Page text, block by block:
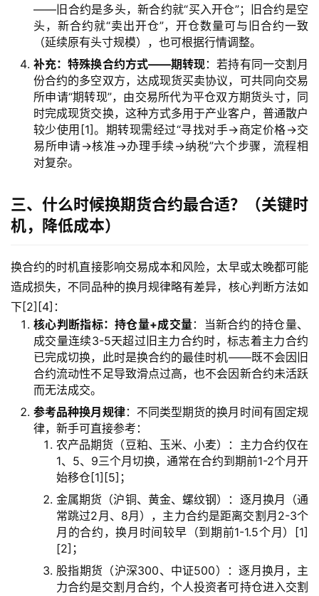
——旧合约是多头，新合约就“买入开仓”；旧合约是空
头，新合约就“卖出开仓”，开仓数量可与旧合约一致
（延续原有头寸规模），也可根据行情调整。
补充：特殊换合约方式——期转现：若持有同一交割月
份合约的多空双方，达成现货买卖协议，可共同向交易
所申请“期转现”，由交易所代为平仓双方期货头寸，同
时完成现货交换，这种方式多用于产业客户，普通散户
较少使用[1]。期转现需经过“寻找对手→商定价格→交
易所申请→核准→办理手续→纳税”六个步骤，流程相
对复杂。
三、什么时候换期货合约最合适？（关键时
机，降低成本）
换合约的时机直接影响交易成本和风险，太早或太晚都可能
造成损失，不同品种的换月规律略有差异，核心判断方法如
下[2][4]：
核心判断指标：持仓量+成交量：当新合约的持仓量、
成交量连续3-5天超过旧主力合约时，标志着主力合约
已完成切换，此时是换合约的最佳时机——既不会因旧
合约流动性不足导致滑点过高，也不会因新合约未活跃
而无法成交。
参考品种换月规律：不同类型期货的换月时间有固定规
律，新手可直接参考：
农产品期货（豆粕、玉米、小麦）：主力合约仅在
1、5、9三个月切换，通常在合约到期前1-2个月开
始移仓[1][5]；
金属期货（沪铜、黄金、螺纹钢）：逐月换月（通
常跳过2月、8月），主力合约是距离交割月2-3个
月的合约，换月时间较早（到期前1-1.5个月）[1]
[2]；
股指期货（沪深300、中证500）：逐月换月，主
力合约是交割月合约，个人投资者可持仓进入交割